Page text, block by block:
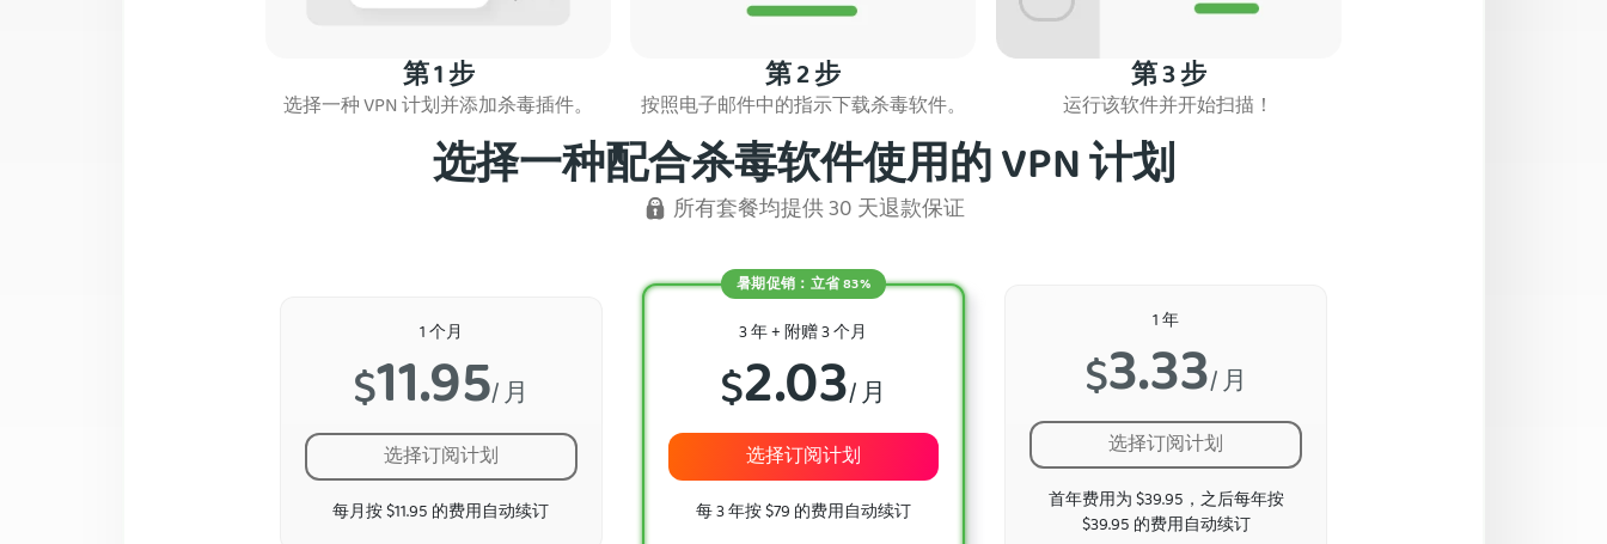
第 1 步
选择一种 VPN 计划并添加杀毒插件。
第 2 步
按照电子邮件中的指示下载杀毒软件。
第 3 步
运行该软件并开始扫描！
选择一种配合杀毒软件使用的 VPN 计划
所有套餐均提供 30 天退款保证
1 个月
$11.95/ 月
选择订阅计划
每月按 $11.95 的费用自动续订
3 年 + 附赠 3 个月
$2.03/ 月
暑期促销：立省 83%
选择订阅计划
每 3 年按 $79 的费用自动续订
1 年
$3.33/ 月
选择订阅计划
首年费用为 $39.95，之后每年按
$39.95 的费用自动续订